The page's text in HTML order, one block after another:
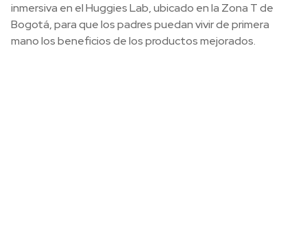
inmersiva en el Huggies Lab, ubicado en la Zona T de
Bogotá, para que los padres puedan vivir de primera
mano los beneficios de los productos mejorados.